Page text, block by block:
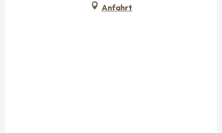
Anfahrt